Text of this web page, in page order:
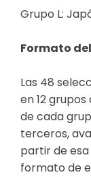
Grupo L:
Formato
Las 48
en 12
de cada
terceros,
partir de
formato de